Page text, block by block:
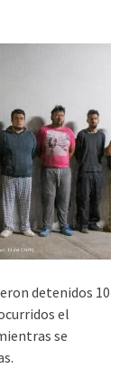
detenidos 10
el
se